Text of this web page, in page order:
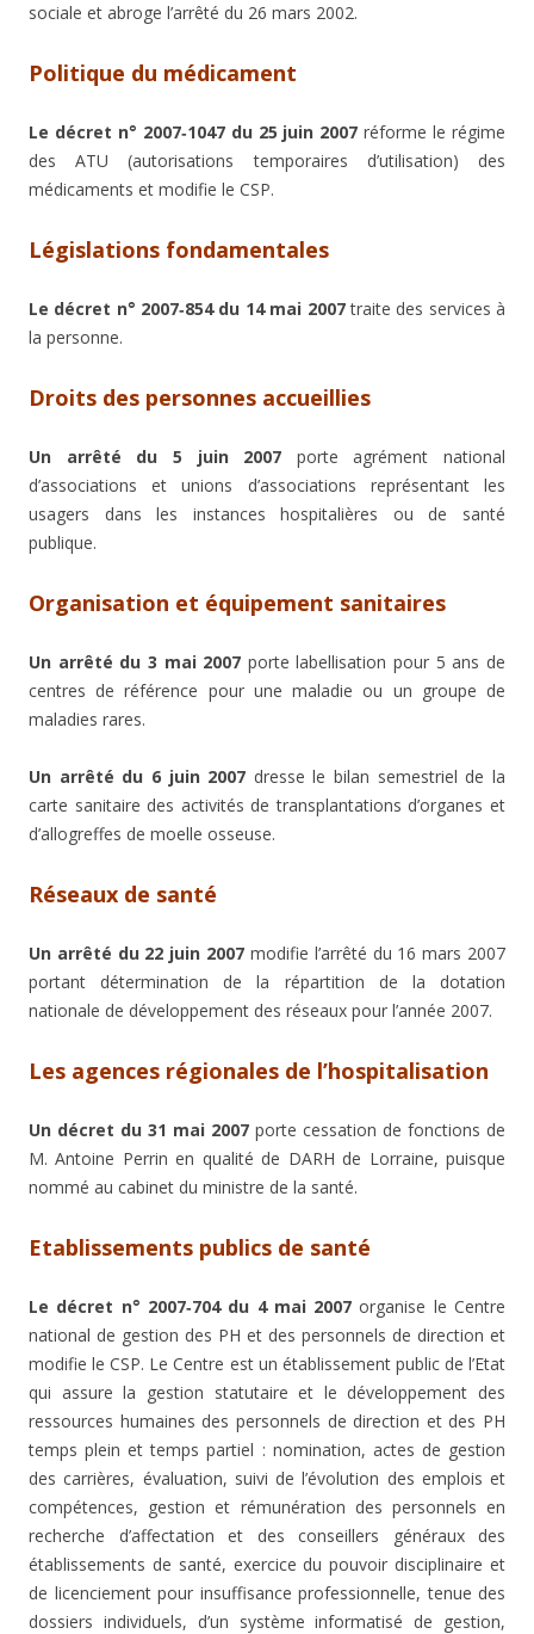
sociale et abroge l’arrêté du 26 mars 2002.
Politique du médicament
Le décret n° 2007‑1047 du 25 juin 2007réforme le régime
des ATU (autorisations temporaires d’utilisation) des
médicaments et modifie le CSP.
Législations fondamentales
Le décret n° 2007‑854 du 14 mai 2007traite des services à
la personne.
Droits des personnes accueillies
Un arrêté du 5 juin 2007 porte agrément national
d’associations et unions d’associations représentant les
usagers dans les instances hospitalières ou de santé
publique.
Organisation et équipement sanitaires
Un arrêté du 3 mai 2007 porte labellisation pour 5 ans de
centres de référence pour une maladie ou un groupe de
maladies rares.
Un arrêté du 6 juin 2007 dresse le bilan semestriel de la
carte sanitaire des activités de transplantations d’organes et
d’allogreffes de moelle osseuse.
Réseaux de santé
Un arrêté du 22 juin 2007 modifie l’arrêté du 16 mars 2007
portant détermination de la répartition de la dotation
nationale de développement des réseaux pour l’année 2007.
Les agences régionales de l’hospitalisation
Un décret du 31 mai 2007 porte cessation de fonctions de
M. Antoine Perrin en qualité de DARH de Lorraine, puisque
nommé au cabinet du ministre de la santé.
Etablissements publics de santé
Le décret n° 2007‑704 du 4 mai 2007 organise le Centre
national de gestion des PH et des personnels de direction et
modifie le CSP. Le Centre est un établissement public de l’Etat
qui assure la gestion statutaire et le développement des
ressources humaines des personnels de direction et des PH
temps plein et temps partiel : nomination, actes de gestion
des carrières, évaluation, suivi de l’évolution des emplois et
compétences, gestion et rémunération des personnels en
recherche d’affectation et des conseillers généraux des
établissements de santé, exercice du pouvoir disciplinaire et
de licenciement pour insuffisance professionnelle, tenue des
dossiers individuels, d’un système informatisé de gestion,